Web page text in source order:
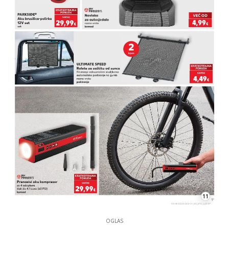
11
OGLAS